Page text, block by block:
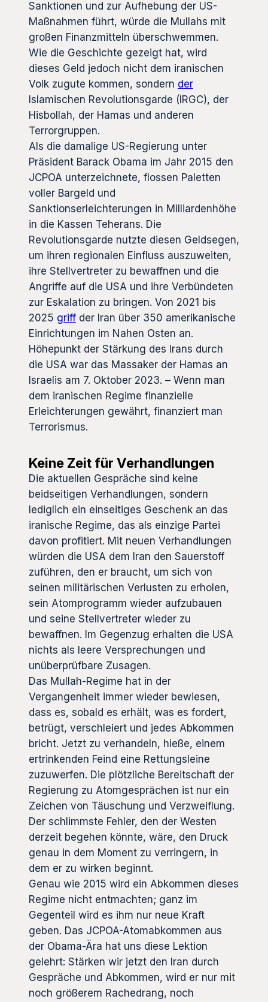
Sanktionen und zur Aufhebung der US-
Maßnahmen führt, würde die Mullahs mit
großen Finanzmitteln überschwemmen.
Wie die Geschichte gezeigt hat, wird
dieses Geld jedoch nicht dem iranischen
Volk zugute kommen, sondern der
Islamischen Revolutionsgarde (IRGC), der
Hisbollah, der Hamas und anderen
Terrorgruppen.
Als die damalige US-Regierung unter
Präsident Barack Obama im Jahr 2015 den
JCPOA unterzeichnete, flossen Paletten
voller Bargeld und
Sanktionserleichterungen in Milliardenhöhe
in die Kassen Teherans. Die
Revolutionsgarde nutzte diesen Geldsegen,
um ihren regionalen Einfluss auszuweiten,
ihre Stellvertreter zu bewaffnen und die
Angriffe auf die USA und ihre Verbündeten
zur Eskalation zu bringen. Von 2021 bis
2025 griff der Iran über 350 amerikanische
Einrichtungen im Nahen Osten an.
Höhepunkt der Stärkung des Irans durch
die USA war das Massaker der Hamas an
Israelis am 7. Oktober 2023. – Wenn man
dem iranischen Regime finanzielle
Erleichterungen gewährt, finanziert man
Terrorismus.
Keine Zeit für Verhandlungen
Die aktuellen Gespräche sind keine
beidseitigen Verhandlungen, sondern
lediglich ein einseitiges Geschenk an das
iranische Regime, das als einzige Partei
davon profitiert. Mit neuen Verhandlungen
würden die USA dem Iran den Sauerstoff
zuführen, den er braucht, um sich von
seinen militärischen Verlusten zu erholen,
sein Atomprogramm wieder aufzubauen
und seine Stellvertreter wieder zu
bewaffnen. Im Gegenzug erhalten die USA
nichts als leere Versprechungen und
unüberprüfbare Zusagen.
Das Mullah-Regime hat in der
Vergangenheit immer wieder bewiesen,
dass es, sobald es erhält, was es fordert,
betrügt, verschleiert und jedes Abkommen
bricht. Jetzt zu verhandeln, hieße, einem
ertrinkenden Feind eine Rettungsleine
zuzuwerfen. Die plötzliche Bereitschaft der
Regierung zu Atomgesprächen ist nur ein
Zeichen von Täuschung und Verzweiflung.
Der schlimmste Fehler, den der Westen
derzeit begehen könnte, wäre, den Druck
genau in dem Moment zu verringern, in
dem er zu wirken beginnt.
Genau wie 2015 wird ein Abkommen dieses
Regime nicht entmachten; ganz im
Gegenteil wird es ihm nur neue Kraft
geben. Das JCPOA-Atomabkommen aus
der Obama-Ära hat uns diese Lektion
gelehrt: Stärken wir jetzt den Iran durch
Gespräche und Abkommen, wird er nur mit
noch größerem Rachedrang, noch